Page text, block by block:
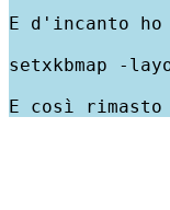
E d'incanto
setxkbmap -
E così rimasto